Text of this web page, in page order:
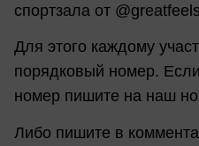
спортзала от
Для этого каждому
порядковый номер.
номер пишите на наш
Либо пишите в